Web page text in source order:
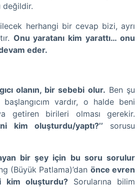
değildir.
herhangi bir cevap bizi, ayrı
Onu yaratanı kim yarattı… onu
eder.
olanın, bir sebebi olur. Ben şu
vardır, o halde beni
getiren birileri olması gerekir.
kim oluşturdu/yaptı?’’ sorusu
bir şey için bu soru sorulur
(Büyük Patlama)’dan önce evren
kim oluşturdu?Sorularına bilim